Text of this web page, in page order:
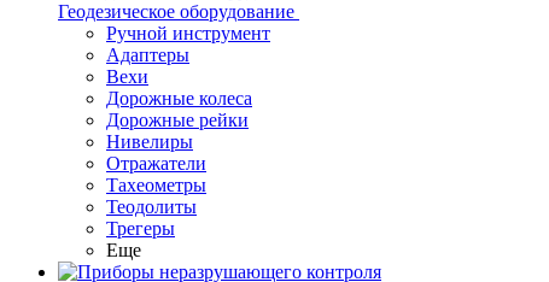
Геодезическое оборудование
Ручной инструмент
Адаптеры
Вехи
Дорожные колеса
Дорожные рейки
Нивелиры
Отражатели
Тахеометры
Теодолиты
Трегеры
Еще